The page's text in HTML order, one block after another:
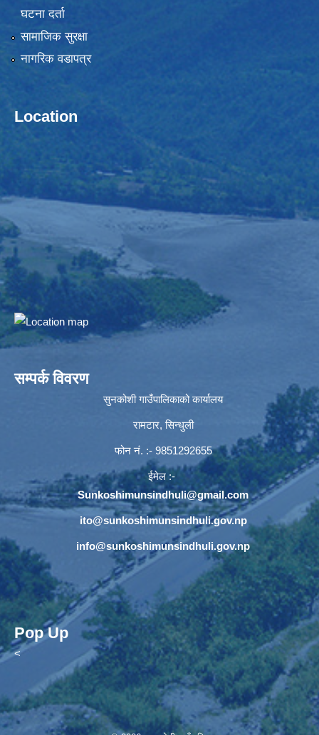
घटना दर्ता
सामाजिक सुरक्षा
नागरिक वडापत्र
Location
सम्पर्क विवरण
सुनकोशी गाउँपालिकाको कार्यालय
रामटार, सिन्धुली
फोन नं‍. :- 9851292655
ईमेल :-
Sunkoshimunsindhuli@gmail.com
ito@sunkoshimunsindhuli.gov.np
info@sunkoshimunsindhuli.gov.np
Pop Up
<